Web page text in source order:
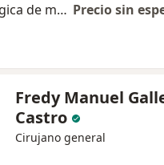
Biópsia quirúrgica de mama Precio sin
Fredy Manuel
Castro
Cirujano general